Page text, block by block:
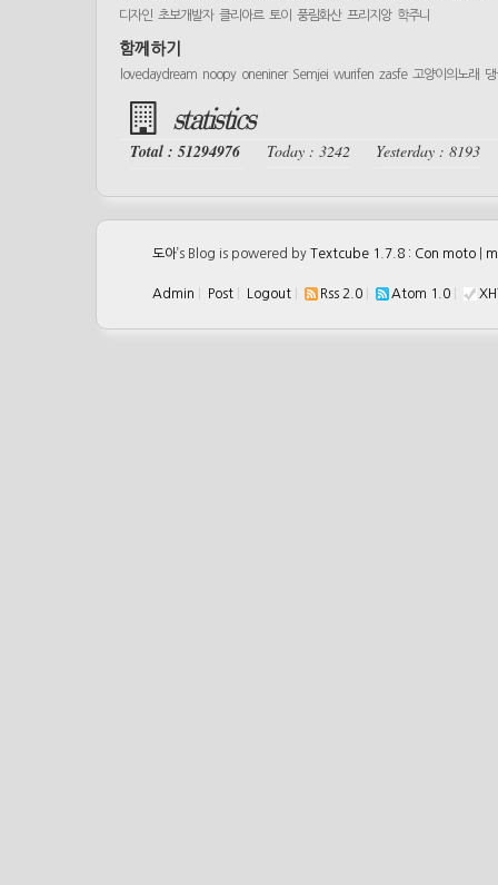
디자인 초보개발자 클리아르 토이 풍림화산 프리지앙 학주니
함께하기
lovedaydream noopy oneniner Semjei wurifen zasfe 고양이의노래
statistics
Total : 51294976 Today : 3242 Yesterday : 8193
도아’s Blog is powered by Textcube 1.7.8 : Con moto
Admin Post Logout Rss 2.0 Atom 1.0